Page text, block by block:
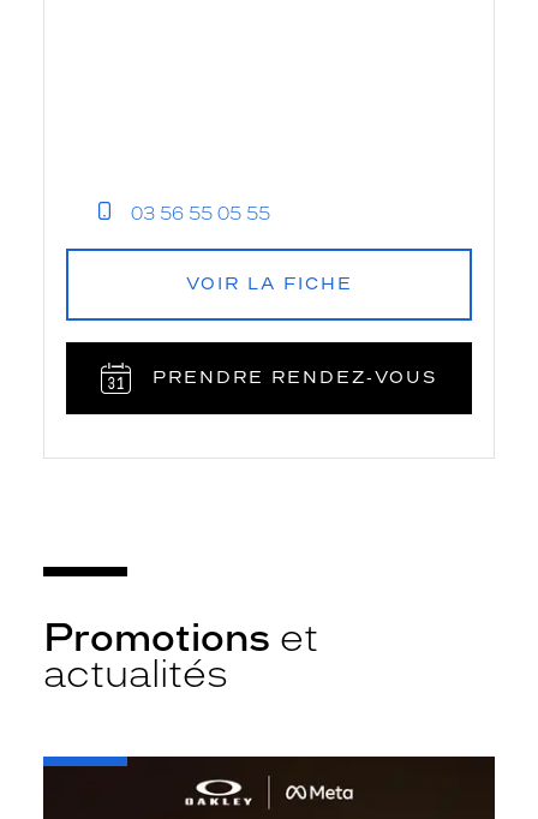
03 56 55 05 55
VOIR LA FICHE
PRENDRE RENDEZ‑VOUS
Promotions et
actualités
-